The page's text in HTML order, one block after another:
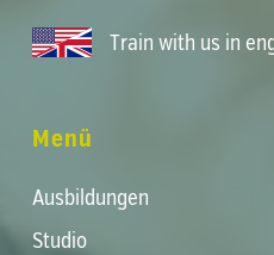
Train with us in
Menü
Ausbildungen
Studio